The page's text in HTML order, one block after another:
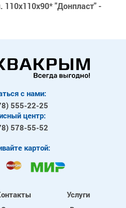
110х110х90* "Донпласт" -
с нами:
555-22-25
центр:
578-55-52
картой:
Услуги